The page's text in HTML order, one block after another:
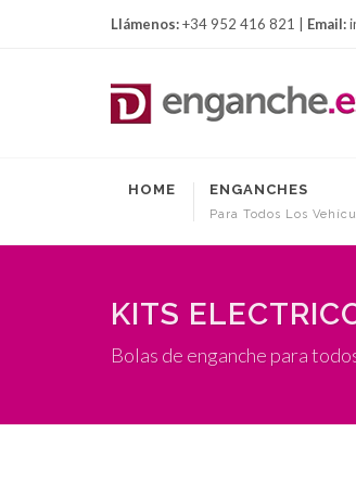
Llámenos:+34 952 416 821 | Email:
HOME ENGANCHES
Para Todos Los
KITS
Bolas de enganche para